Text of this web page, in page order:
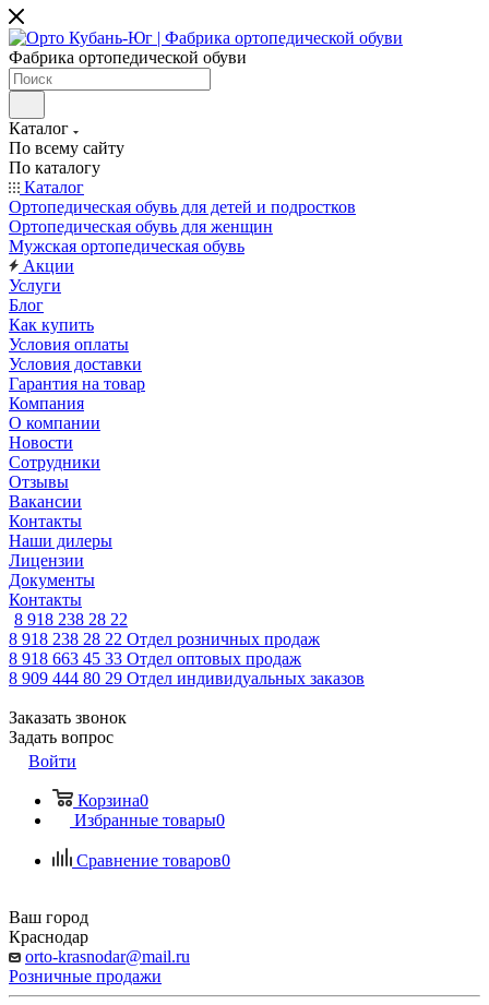
Фабрика ортопедической обуви
Каталог
По всему сайту
По каталогу
Каталог
Ортопедическая обувь для детей и подростков
Ортопедическая обувь для женщин
Мужская ортопедическая обувь
Акции
Услуги
Блог
Как купить
Условия оплаты
Условия доставки
Гарантия на товар
Компания
О компании
Новости
Сотрудники
Отзывы
Вакансии
Контакты
Наши дилеры
Лицензии
Документы
Контакты
8 918 238 28 22
8 918 238 28 22 Отдел розничных продаж
8 918 663 45 33 Отдел оптовых продаж
8 909 444 80 29 Отдел индивидуальных заказов
Заказать звонок
Задать вопрос
Войти
Корзина0
Избранные товары0
Сравнение товаров0
Ваш город
Краснодар
orto-krasnodar@mail.ru
Розничные продажи